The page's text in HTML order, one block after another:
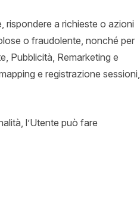
rispondere a richieste o azioni
o fraudolente, nonché per
Pubblicità, Remarketing e
e registrazione sessioni,
l’Utente può fare